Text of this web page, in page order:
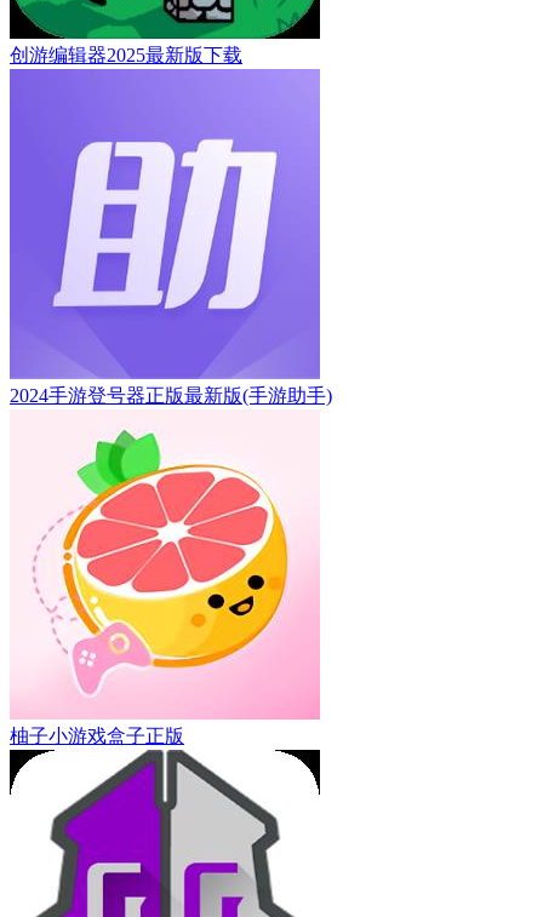
创游编辑器2025最新版下载
2024手游登号器正版最新版(手游助手)
柚子小游戏盒子正版